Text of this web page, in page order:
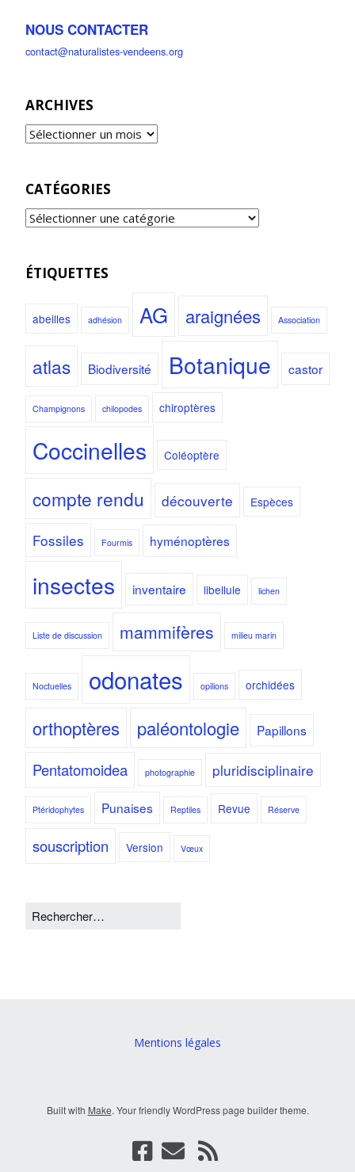
NOUS CONTACTER
contact@naturalistes-vendeens.org
ARCHIVES
CATÉGORIES
ÉTIQUETTES
abeilles adhésion AG araignées Association
atlas Biodiversité Botanique castor
Champignons chilopodes chiroptères
Coccinelles Coléoptère
compte rendu découverte Espèces
Fossiles Fourmis hyménoptères
insectes inventaire libellule lichen
Liste de discussion mammifères milieu marin
Noctuelles odonates opilions orchidées
orthoptères paléontologie Papillons
Pentatomoidea photographie pluridisciplinaire
Ptéridophytes Punaises Reptiles Revue Réserve
souscription Version Vœux
Mentions légales
Built with Make. Your friendly WordPress page builder theme.